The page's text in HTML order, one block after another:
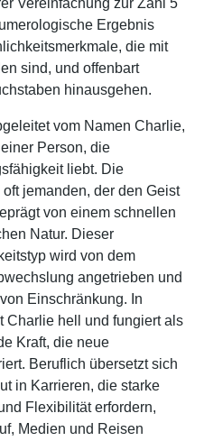
Ergebnis
die mit
sind, und offenbart
hinausgehen.
vom Namen Charlie,
Person, die
liebt. Die
jemanden, der den Geist
von einem schnellen
Natur. Dieser
wird von dem
angetrieben und
Einschränkung. In
Charlie hell und fungiert als
Kraft, die neue
Beruflich übersetzt sich
in Karrieren, die starke
Flexibilität erfordern,
Medien und Reisen